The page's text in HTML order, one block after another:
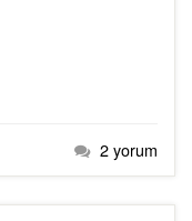
2 yorum